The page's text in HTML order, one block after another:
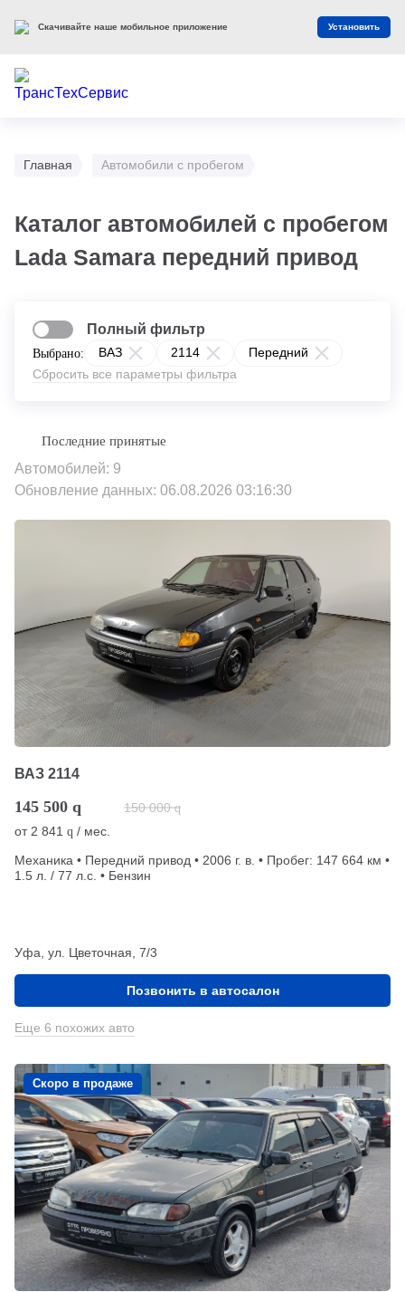
Главная Автомобили с пробегом
Каталог автомобилей с пробегом
Lada Samara передний привод
Выбрано: ВАЗ 2114
Передний
Сбросить все параметры фильтра
Полный фильтр
Автомобилей: 9
Обновление данных: 06.08.2026 03:16:30
ВАЗ 2114
145 500 q 150 000 q
от 2 841 q / мес.
Механика • Передний привод • 2006 г. в. • Пробег: 147 664 км •
1.5 л. / 77 л.с. • Бензин
Уфа, ул. Цветочная, 7/3
Позвонить в автосалон
Еще 6 похожих авто
Скоро в продаже
Скачивайте наше мобильное приложение Установить